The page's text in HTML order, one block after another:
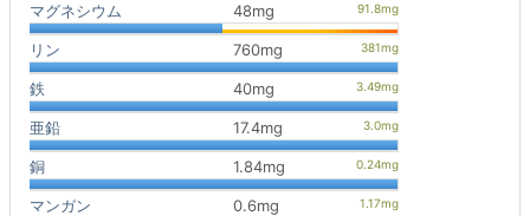
マグネシウム 48mg
リン 760mg
鉄 40mg
亜鉛 17.4mg
銅 1.84mg
マンガン 0.6mg